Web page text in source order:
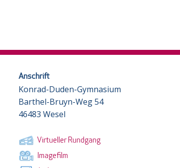
Anschrift
Konrad-Duden-Gymnasium
Barthel-Bruyn-Weg 54
46483 Wesel
Virtueller Rundgang
Imagefilm